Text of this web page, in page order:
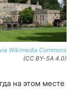
Wikimedia Commons
(CC BY-SA 4.0)
на этом месте